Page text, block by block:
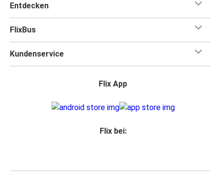
Entdecken
FlixBus
Kundenservice
Flix App
Flix bei: